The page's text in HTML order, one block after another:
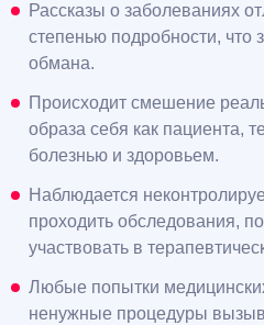
Рассказы о заболеваниях
степенью подробности, что
обмана.
Происходит смешение
образа себя как пациента,
болезнью и здоровьем.
Наблюдается
проходить обследования,
участвовать в
Любые попытки
ненужные процедуры